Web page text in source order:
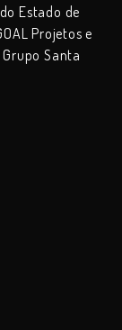
Estado de
Projetos e
Santa